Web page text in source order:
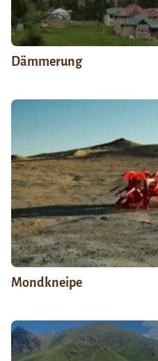
Dämmerung
Mondkneipe